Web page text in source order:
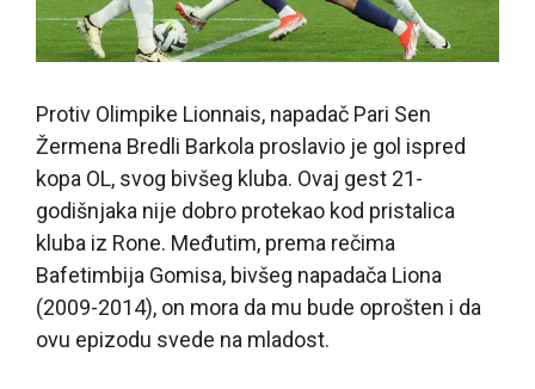
Protiv Olimpike Lionnais, napadač Pari Sen
Žermena Bredli Barkola proslavio je gol ispred
kopa OL, svog bivšeg kluba. Ovaj gest 21-
godišnjaka nije dobro protekao kod pristalica
kluba iz Rone. Međutim, prema rečima
Bafetimbija Gomisa, bivšeg napadača Liona
(2009-2014), on mora da mu bude oprošten i da
ovu epizodu svede na mladost.